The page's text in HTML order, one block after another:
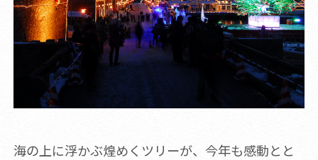
海の上に浮かぶ煌めくツリーが、今年も感動とと